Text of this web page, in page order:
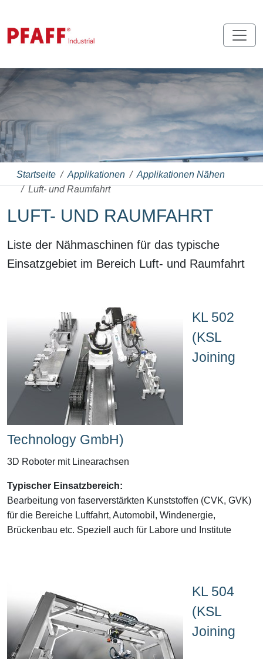
Startseite Applikationen
Applikationen Nähen
Luft- und Raumfahrt
LUFT- UND RAUMFAHRT
Liste der Nähmaschinen für das typische
Einsatzgebiet im Bereich Luft- und Raumfahrt
KL 502
(KSL
Joining
Technology GmbH)
3D Roboter mit Linearachsen
Typischer Einsatzbereich:
Bearbeitung von faserverstärkten Kunststoffen (CVK, GVK)
für die Bereiche Luftfahrt, Automobil, Windenergie,
Brückenbau etc. Speziell auch für Labore und Institute
KL 504
(KSL
Joining